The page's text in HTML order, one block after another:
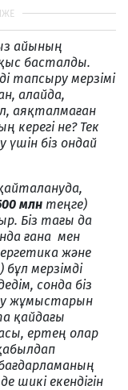
айының
басталды.
тапсыру мерзімі
алайда,
аяқталмаған
керегі не? Тек
үшін біз ондай
млн теңге)
Біз тағы да
ғана мен
және
бұл мерзімді
сонда біз
жұмыстарын
қайдағы
ертең олар
шикі екендігін